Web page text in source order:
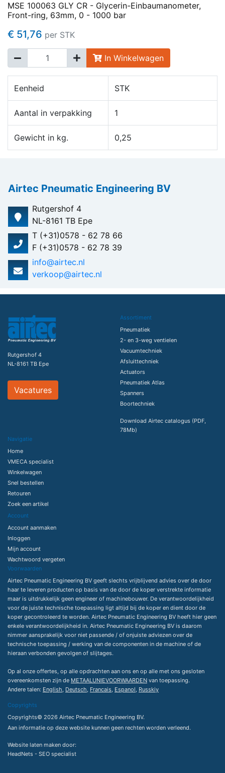
MSE 100063 GLY CR - Glycerin-Einbaumanometer,
Front-ring, 63mm, 0 - 1000 bar
€ 51,76 per STK
In Winkelwagen
Eenheid STK
Aantal in verpakking 1
Gewicht in kg. 0,25
Airtec Pneumatic Engineering BV
Rutgershof 4
NL-8161 TB Epe
T (+31)0578 - 62 78 66
F (+31)0578 - 62 78 39
info@airtec.nl
verkoop@airtec.nl
Rutgershof 4
NL-8161 TB Epe
Vacatures
Assortiment
Pneumatiek
2- en 3-weg ventielen
Vacuumtechniek
Afsluittechniek
Actuators
Pneumatiek Atlas
Spanners
Boortechniek
Download Airtec catalogus (PDF,
78Mb)
Navigatie
Home
VMECA specialist
Winkelwagen
Snel bestellen
Retouren
Zoek een artikel
Account
Account aanmaken
Inloggen
Mijn account
Wachtwoord vergeten
Voorwaarden
Airtec Pneumatic Engineering BV geeft slechts vrijblijvend advies over de door
haar te leveren producten op basis van de door de koper verstrekte informatie
maar is uitdrukkelijk geen engineer of machinebouwer. De verantwoordelijkheid
voor de juiste technische toepassing ligt altijd bij de koper en dient door de
koper gecontroleerd te worden. Airtec Pneumatic Engineering BV heeft hier geen
enkele verantwoordelijkheid in. Airtec Pneumatic Engineering BV is daarom
nimmer aansprakelijk voor niet passende / of onjuiste adviezen over de
technische toepassing / werking van de componenten in de machine of de
hieraan verbonden gevolgen of slijtages.
Op al onze offertes, op alle opdrachten aan ons en op alle met ons gesloten
overeenkomsten zijn de METAALUNIEVOORWAARDEN van toepassing.
Andere talen: English, Deutsch, Francais, Espanol, Russkiy
Copyrights
Copyrights© 2026 Airtec Pneumatic Engineering BV.
Aan informatie op deze website kunnen geen rechten worden verleend.
Website laten maken door:
HeadNets - SEO specialist